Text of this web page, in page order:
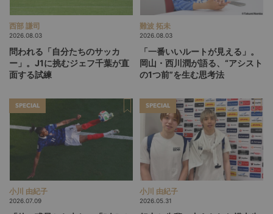
西部 謙司
2026.08.03
問われる「自分たちのサッカ
ー」。J1に挑むジェフ千葉が直
面する試練
難波 拓未
2026.08.03
「一番いいルートが見える」。
岡山・西川潤が語る、“アシスト
の1つ前”を生む思考法
SPECIAL
小川 由紀子
2026.07.09
SPECIAL
小川 由紀子
2026.05.31